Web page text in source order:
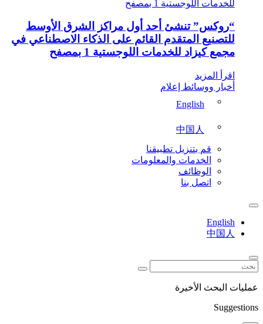
“روكس” تنشئ أحد أول مراكز الشرق الأوسط
للتصنيع المتقدم القائم على الذكاء الاصطناعي في
مجمع كيزاد للخدمات اللوجستية 1 بمصفح
اقرأ المزيد
أخبار ووسائط إعلام
English
中国人
قم بتنزيل تطبيقنا
الخدمات والمعلومات
الوظائف
اتصل بنا
English
中国人
البحث الأخيرة